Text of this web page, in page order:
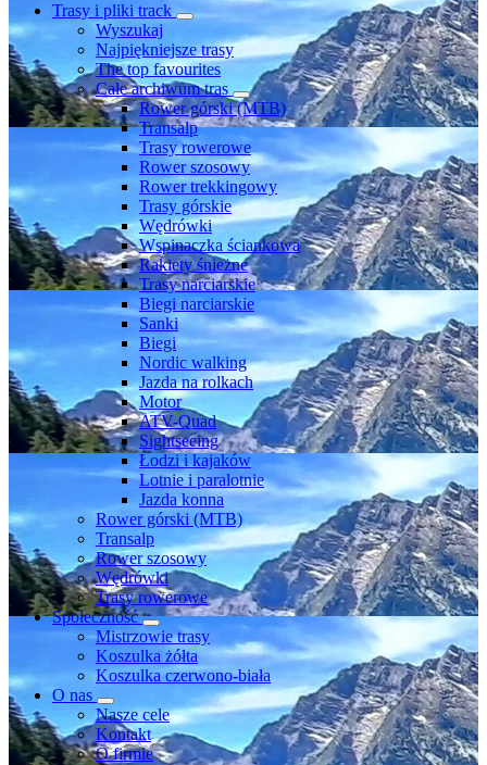
Trasy i pliki track
Wyszukaj
Najpiękniejsze trasy
The top favourites
Całe archiwum tras
Rower górski (MTB)
Transalp
Trasy rowerowe
Rower szosowy
Rower trekkingowy
Trasy górskie
Wędrówki
Wspinaczka ściankowa
Rakiety śnieżne
Trasy narciarskie
Biegi narciarskie
Sanki
Biegi
Nordic walking
Jazda na rolkach
Motor
ATV-Quad
Sightseeing
Łodzi i kajaków
Lotnie i paralotnie
Jazda konna
Rower górski (MTB)
Transalp
Rower szosowy
Wędrówki
Trasy rowerowe
Społeczność
Mistrzowie trasy
Koszulka żółta
Koszulka czerwono-biała
O nas
Nasze cele
Kontakt
O firmie